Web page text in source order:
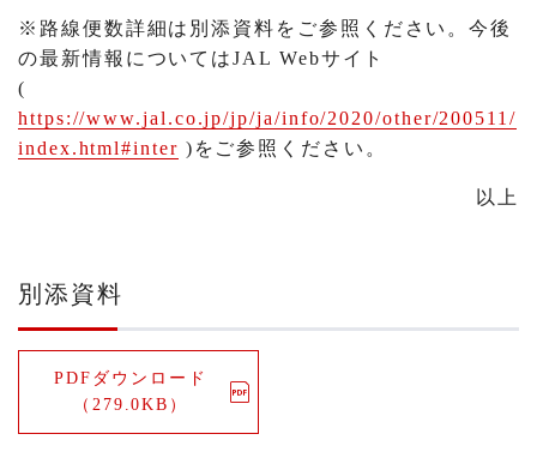
※路線便数詳細は別添資料をご参照ください。今後
の最新情報についてはJAL Webサイト
(
https://www.jal.co.jp/jp/ja/info/2020/other/200511/
index.html#inter )をご参照ください。
以上
別添資料
PDFダウンロード
（279.0KB）